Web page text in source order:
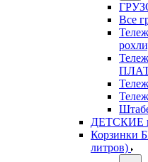
Все
ДЕТСКИЕ
Корзинки
литров)